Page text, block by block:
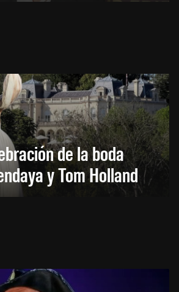
de la boda
y Tom Holland